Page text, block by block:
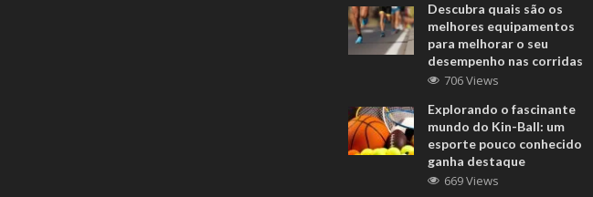
Descubra quais são os
melhores equipamentos
para melhorar o seu
desempenho nas corridas
706 Views
Explorando o fascinante
mundo do Kin-Ball: um
esporte pouco conhecido
ganha destaque
669 Views